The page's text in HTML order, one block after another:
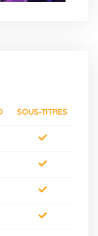
SOUS-TITRES